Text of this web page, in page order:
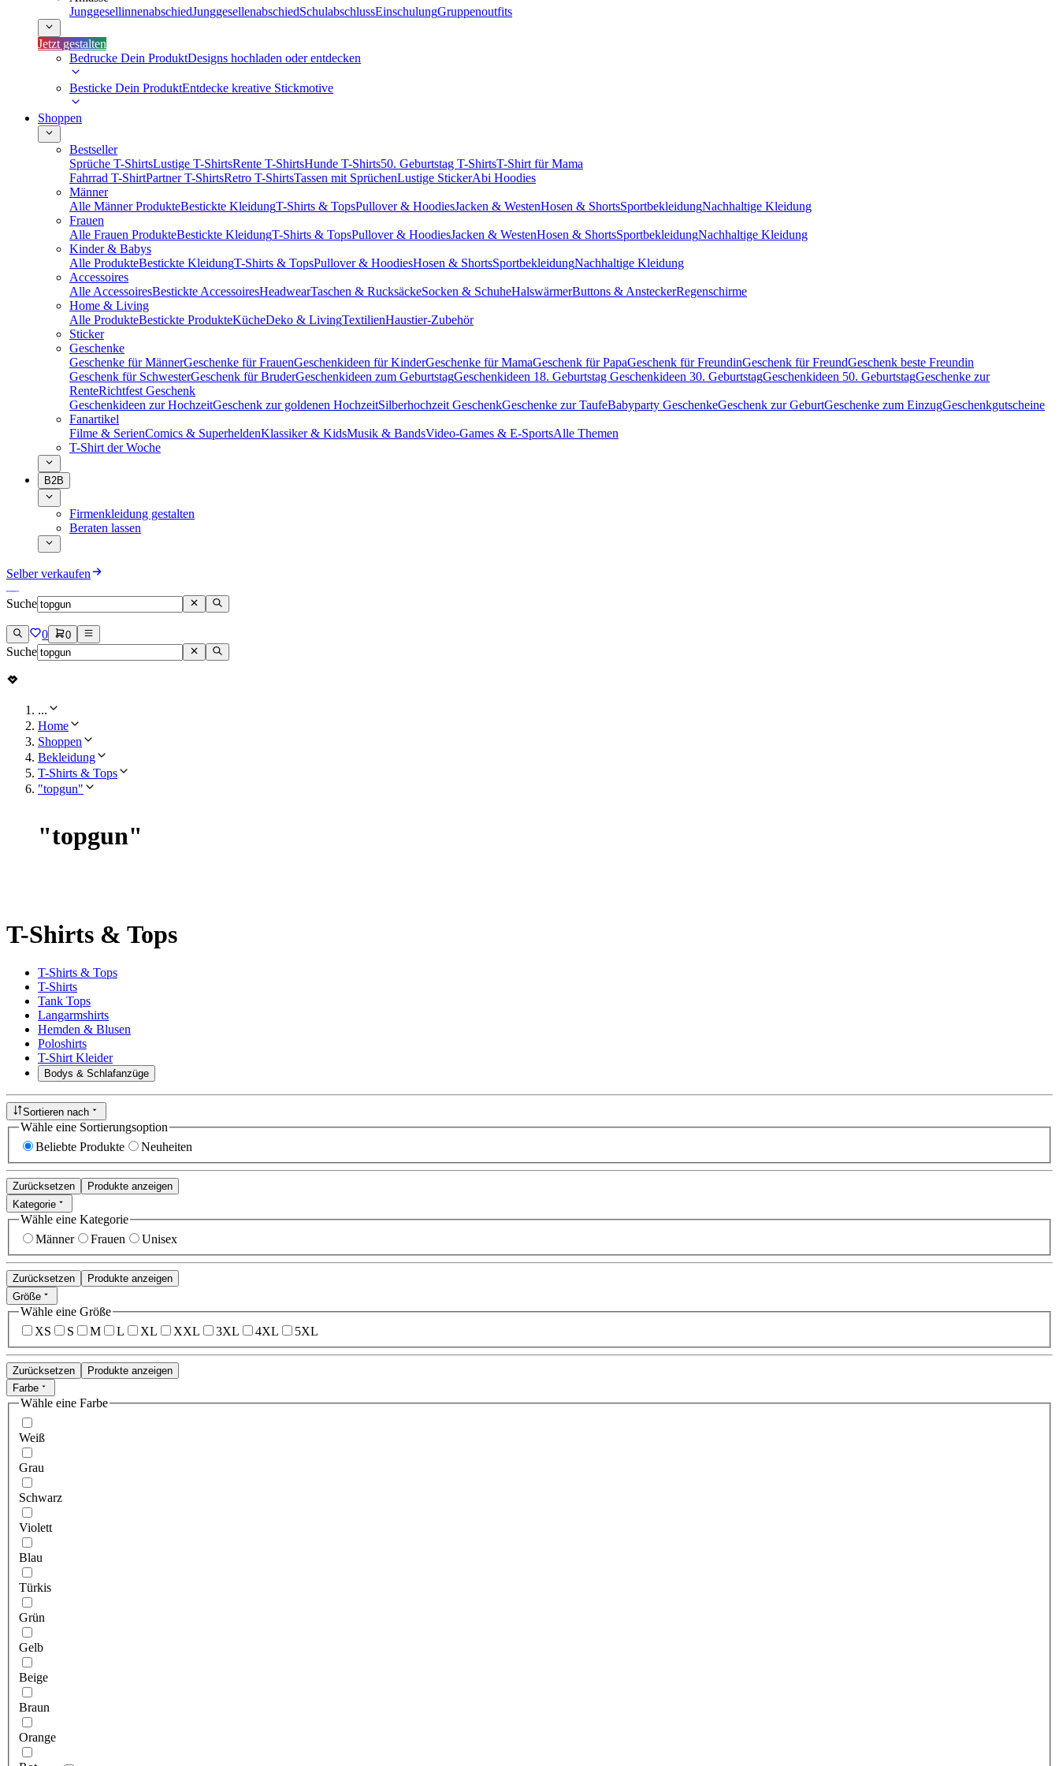
JunggesellinnenabschiedJunggesellenabschiedSchulabschlussEinschulungGruppenoutfits
Jetzt gestalten
Bedrucke Dein ProduktDesigns hochladen oder entdecken
Besticke Dein ProduktEntdecke kreative Stickmotive
Shoppen
Bestseller
Sprüche T-ShirtsLustige T-ShirtsRente T-ShirtsHunde T-Shirts50. Geburtstag T-ShirtsT-Shirt für Mama
Fahrrad T-ShirtPartner T-ShirtsRetro T-ShirtsTassen mit SprüchenLustige StickerAbi Hoodies
Männer
Alle Männer ProdukteBestickte KleidungT-Shirts & TopsPullover & HoodiesJacken & WestenHosen & ShortsSportbekleidungNachhaltige Kleidung
Frauen
Alle Frauen ProdukteBestickte KleidungT-Shirts & TopsPullover & HoodiesJacken & WestenHosen & ShortsSportbekleidungNachhaltige Kleidung
Kinder & Babys
Alle ProdukteBestickte KleidungT-Shirts & TopsPullover & HoodiesHosen & ShortsSportbekleidungNachhaltige Kleidung
Accessoires
Alle AccessoiresBestickte AccessoiresHeadwearTaschen & RucksäckeSocken & SchuheHalswärmerButtons & AnsteckerRegenschirme
Home & Living
Alle ProdukteBestickte ProdukteKücheDeko & LivingTextilienHaustier-Zubehör
Sticker
Geschenke
Geschenke für MännerGeschenke für FrauenGeschenkideen für KinderGeschenke für MamaGeschenk für PapaGeschenk für FreundinGeschenk für FreundGeschenk beste Freundin
Geschenk für SchwesterGeschenk für BruderGeschenkideen zum GeburtstagGeschenkideen 18. Geburtstag Geschenkideen 30. GeburtstagGeschenkideen 50. GeburtstagGeschenke zur
RenteRichtfest Geschenk
Geschenkideen zur HochzeitGeschenk zur goldenen HochzeitSilberhochzeit GeschenkGeschenke zur TaufeBabyparty GeschenkeGeschenk zur GeburtGeschenke zum EinzugGeschenkgutscheine
Fanartikel
Filme & SerienComics & SuperheldenKlassiker & KidsMusik & BandsVideo-Games & E-SportsAlle Themen
T-Shirt der Woche
B2B
Firmenkleidung gestalten
Beraten lassen
Selber verkaufen
Suche
0 0
Suche
...
Home
Shoppen
Bekleidung
T-Shirts & Tops
"topgun"
"topgun"
T-Shirts & Tops
T-Shirts & Tops
T-Shirts
Tank Tops
Langarmshirts
Hemden & Blusen
Poloshirts
T-Shirt Kleider
Bodys & Schlafanzüge
Sortieren nach
Wähle eine Sortierungsoption
Beliebte Produkte
Neuheiten
Zurücksetzen
Produkte anzeigen
Kategorie
Wähle eine Kategorie
Männer
Frauen Unisex
Zurücksetzen
Produkte anzeigen
Größe
Wähle eine Größe
XS
S M L XL XXL 3XL 4XL 5XL
Zurücksetzen
Produkte anzeigen
Farbe
Wähle eine Farbe
Weiß
Grau
Schwarz
Violett
Blau
Türkis
Grün
Gelb
Beige
Braun
Orange